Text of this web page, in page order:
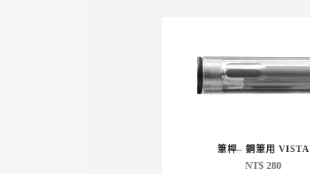
筆桿– 鋼筆用 VISTA
NT$280